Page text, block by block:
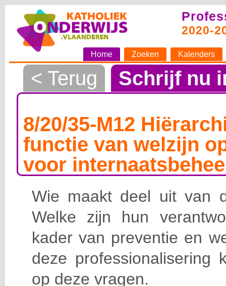
2020-
Home Zoeken Kalenders
< Terug Schrijf nu
8/20/35-M12
functie van welzijn
voor
Wie maakt deel uit van
Welke zijn hun
kader van preventie en
deze professionalisering
op deze vragen.